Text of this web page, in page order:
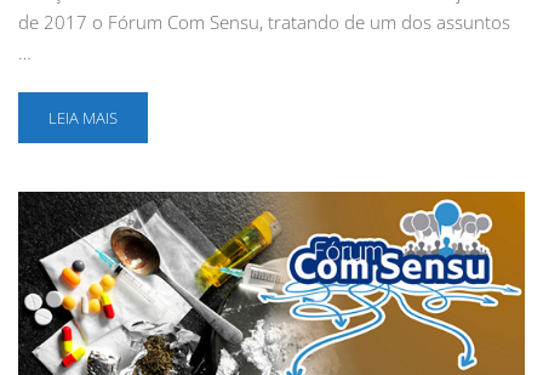
de 2017 o Fórum Com Sensu, tratando de um dos assuntos
…
LEIA MAIS